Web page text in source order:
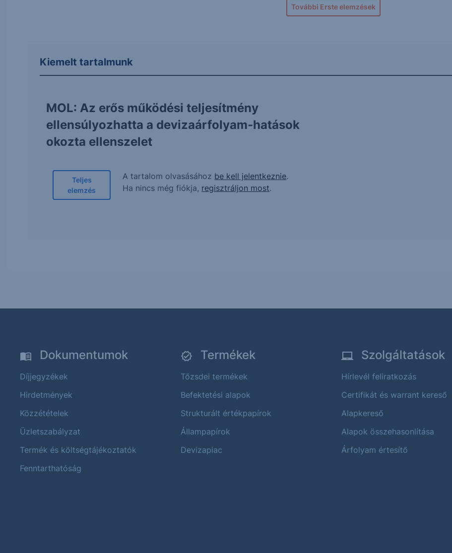
További Erste elemzések
Kiemelt tartalmunk
MOL: Az erős működési teljesítmény
ellensúlyozhatta a devizaárfolyam-hatások
okozta ellenszelet
Teljes
elemzés
A tartalom olvasásához be kell jelentkeznie.
Ha nincs még fiókja, regisztráljon most.
Dokumentumok
Díjjegyzékek
Hirdetmények
Közzétételek
Üzletszabályzat
Termék és költségtájékoztatók
Fenntarthatóság
Termékek
Tőzsdei termékek
Befektetési alapok
Strukturált értékpapírok
Állampapírok
Devizapiac
Szolgáltatások
Hírlevél feliratkozás
Certifikát és warrant kereső
Alapkereső
Alapok összehasonlítása
Árfolyam értesítő